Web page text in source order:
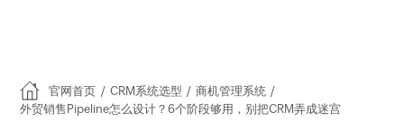
官网首页 / CRM系统选型 / 商机管理系统 /
外贸销售Pipeline怎么设计？6个阶段够用，别把CRM弄成迷宫